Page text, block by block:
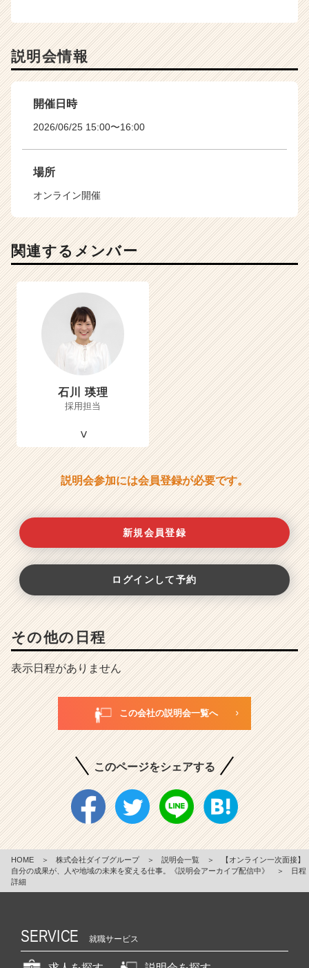
説明会情報
開催日時
2026/06/25 15:00〜16:00
場所
オンライン開催
関連するメンバー
石川 瑛理
採用担当
説明会参加には会員登録が必要です。
新規会員登録
ログインして予約
その他の日程
表示日程がありません
この会社の説明会一覧へ
このページをシェアする
HOME ＞ 株式会社ダイブグループ ＞ 説明会一覧 ＞
【オンライン一次面接】
自分の成果が、人や地域の未来を変える仕事。《説明会アーカイブ配信中》
＞
日程
詳細
SERVICE 就職サービス